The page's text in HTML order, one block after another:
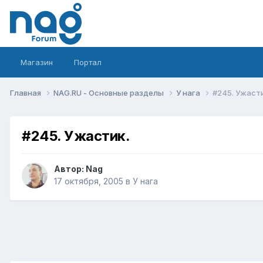
Магазин Портал
Главная NAG.RU - Основные разделы У нага #245.
#245. Ужастик.
Автор: Nag
17 октября, 2005 в У нага